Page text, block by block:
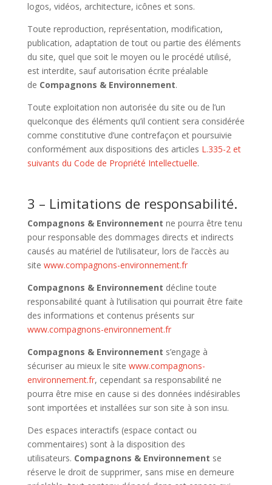
logos, vidéos, architecture, icônes et sons.
Toute reproduction, représentation, modification,
publication, adaptation de tout ou partie des éléments
du site, quel que soit le moyen ou le procédé utilisé,
est interdite, sauf autorisation écrite préalable
de Compagnons & Environnement.
Toute exploitation non autorisée du site ou de l’un
quelconque des éléments qu’il contient sera considérée
comme constitutive d’une contrefaçon et poursuivie
conformément aux dispositions des articles L.335-2 et
suivants du Code de Propriété Intellectuelle.
3 – Limitations de responsabilité.
Compagnons & Environnement ne pourra être tenu
pour responsable des dommages directs et indirects
causés au matériel de l’utilisateur, lors de l’accès au
site www.compagnons-environnement.fr
Compagnons & Environnement décline toute
responsabilité quant à l’utilisation qui pourrait être faite
des informations et contenus présents sur
www.compagnons-environnement.fr
Compagnons & Environnement s’engage à
sécuriser au mieux le site www.compagnons-
environnement.fr, cependant sa responsabilité ne
pourra être mise en cause si des données indésirables
sont importées et installées sur son site à son insu.
Des espaces interactifs (espace contact ou
commentaires) sont à la disposition des
utilisateurs. Compagnons & Environnement se
réserve le droit de supprimer, sans mise en demeure